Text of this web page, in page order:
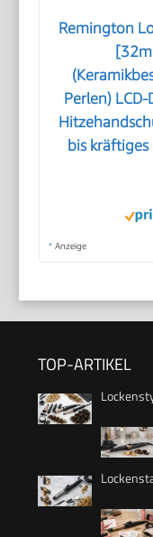
Remington
Perlen)
bis kräftiges
* Anzeige
TOP-ARTIKEL